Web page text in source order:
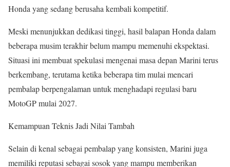
Honda yang sedang berusaha kembali kompetitif.
Meski menunjukkan dedikasi tinggi, hasil balapan Honda dalam
beberapa musim terakhir belum mampu memenuhi ekspektasi.
Situasi ini membuat spekulasi mengenai masa depan Marini terus
berkembang, terutama ketika beberapa tim mulai mencari
pembalap berpengalaman untuk menghadapi regulasi baru
MotoGP mulai 2027.
Kemampuan Teknis Jadi Nilai Tambah
Selain di kenal sebagai pembalap yang konsisten, Marini juga
memiliki reputasi sebagai sosok yang mampu memberikan